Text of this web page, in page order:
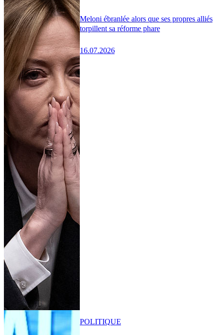
Meloni ébranlée alors que ses propres alliés
torpillent sa réforme phare
16.07.2026
POLITIQUE